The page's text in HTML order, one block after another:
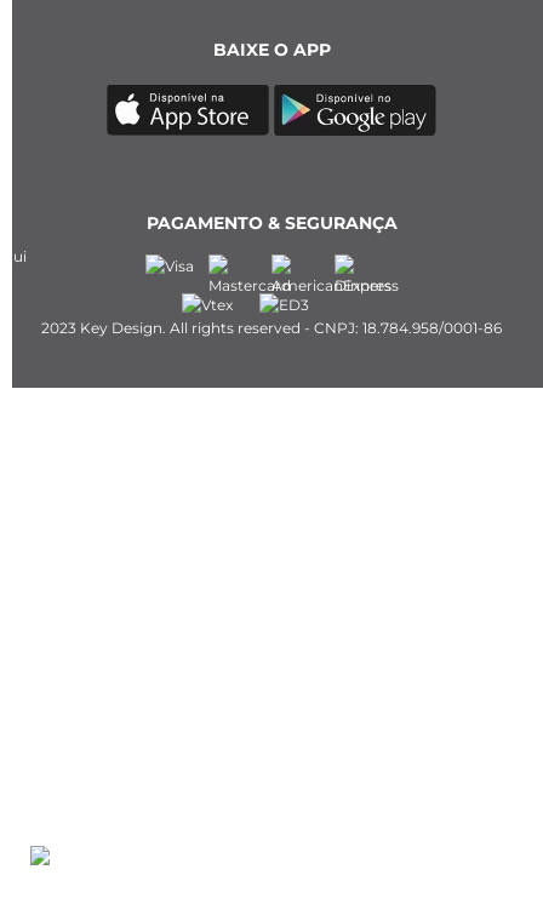
BAIXE O APP
PAGAMENTO & SEGURANÇA
2023 Key Design. All rights reserved - CNPJ: 18.784.958/0001-86